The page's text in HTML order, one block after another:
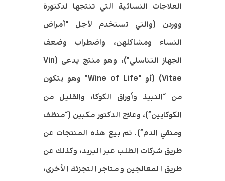
العلاجات النسائية التي تنتجها لدكتورة
ووردن (والتي تستخدم لأجل “أمراض
النساء ومشاكلهن، واضطراب وضعف
الجهاز التناسلي”)، وهو منتج يدعى (Vin
Vitae) (أو “Wine of Life” وهو يتكون
من “النبيذ وأوراق الكوكا، والقليل من
الكوكايين”)، وعلاج الدكتور مكبين (“منظف
ومنقي الدم”). تم بيع هذه المنتجات عن
طريق شركات الطلب عبر البريد، وكذلك عن
طريق المعالجين ومتاجر التجزئة الأخرى،